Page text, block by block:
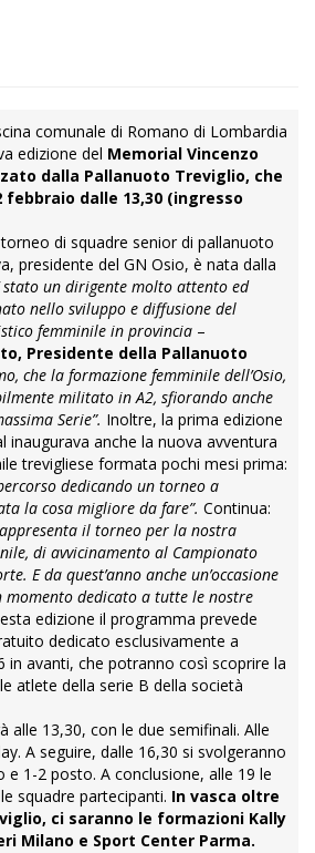
comunale di Romano di Lombardia
edizione del Memorial Vincenzo
dalla Pallanuoto Treviglio, che
dalle 13,30 (ingresso
torneo di squadre senior di pallanuoto
presidente del GN Osio, è nata dalla
stato un dirigente molto attento ed
nello sviluppo e diffusione del
femminile in provincia –
Presidente della Pallanuoto
che la formazione femminile dell’Osio,
militato in A2, sfiorando anche
Serie”. Inoltre, la prima edizione
inaugurava anche la nuova avventura
trevigliese formata pochi mesi prima:
dedicando un torneo a
la cosa migliore da fare”. Continua:
il torneo per la nostra
di avvicinamento al Campionato
E da quest’anno anche un’occasione
momento dedicato a tutte le nostre
edizione il programma prevede
dedicato esclusivamente a
in avanti, che potranno così scoprire la
atlete della serie B della società
alle 13,30, con le due semifinali. Alle
A seguire, dalle 16,30 si svolgeranno
e 1-2 posto. A conclusione, alle 19 le
squadre partecipanti. In vasca oltre
ci saranno le formazioni Kally
Milano e Sport Center Parma.